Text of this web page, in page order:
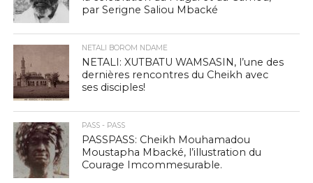
par Serigne Saliou Mbacké
NETALI BOROM NDAME
NETALI: XUTBATU WAMSASIN, l’une des
dernières rencontres du Cheikh avec
ses disciples!
PASS - PASS
PASSPASS: Cheikh Mouhamadou
Moustapha Mbacké, l’illustration du
Courage Imcommesurable.